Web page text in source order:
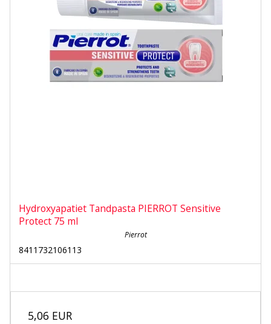
Hydroxyapatiet Tandpasta PIERROT Sensitive
Protect 75 ml
Pierrot
8411732106113
5,06 EUR